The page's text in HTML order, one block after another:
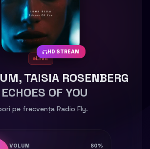
HD STREAM
LIVE
TAISIA ROSENBERG
OF YOU
pe frecvența Radio Fly.
VOLUM 80%